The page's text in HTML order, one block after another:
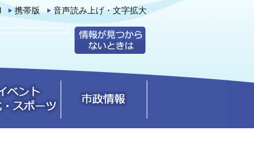
携帯版 音声読み上げ・文字拡大